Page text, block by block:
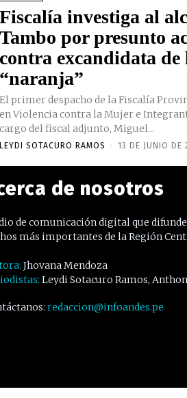
Fiscalía investiga al
Tambo por presunto
contra excandidata de
“naranja”
El primer despacho de la Fiscalía
en Violencia contra la Mujer e
cargo del fiscal adjunto, Miguel...
LEYDI SOTACURO RAMOS - 13 DE JUNIO DE
de nosotros
de comunicación digital que
más importantes de la Región
Jhovana Mendoza
Leydi Sotacuro Ramos,
redaccion@infoandes.pe